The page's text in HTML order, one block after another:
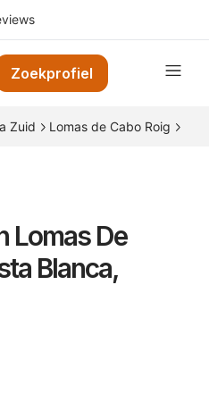
Zoekprofiel
Zuid Lomas de Cabo Roig
Lomas De
Blanca,